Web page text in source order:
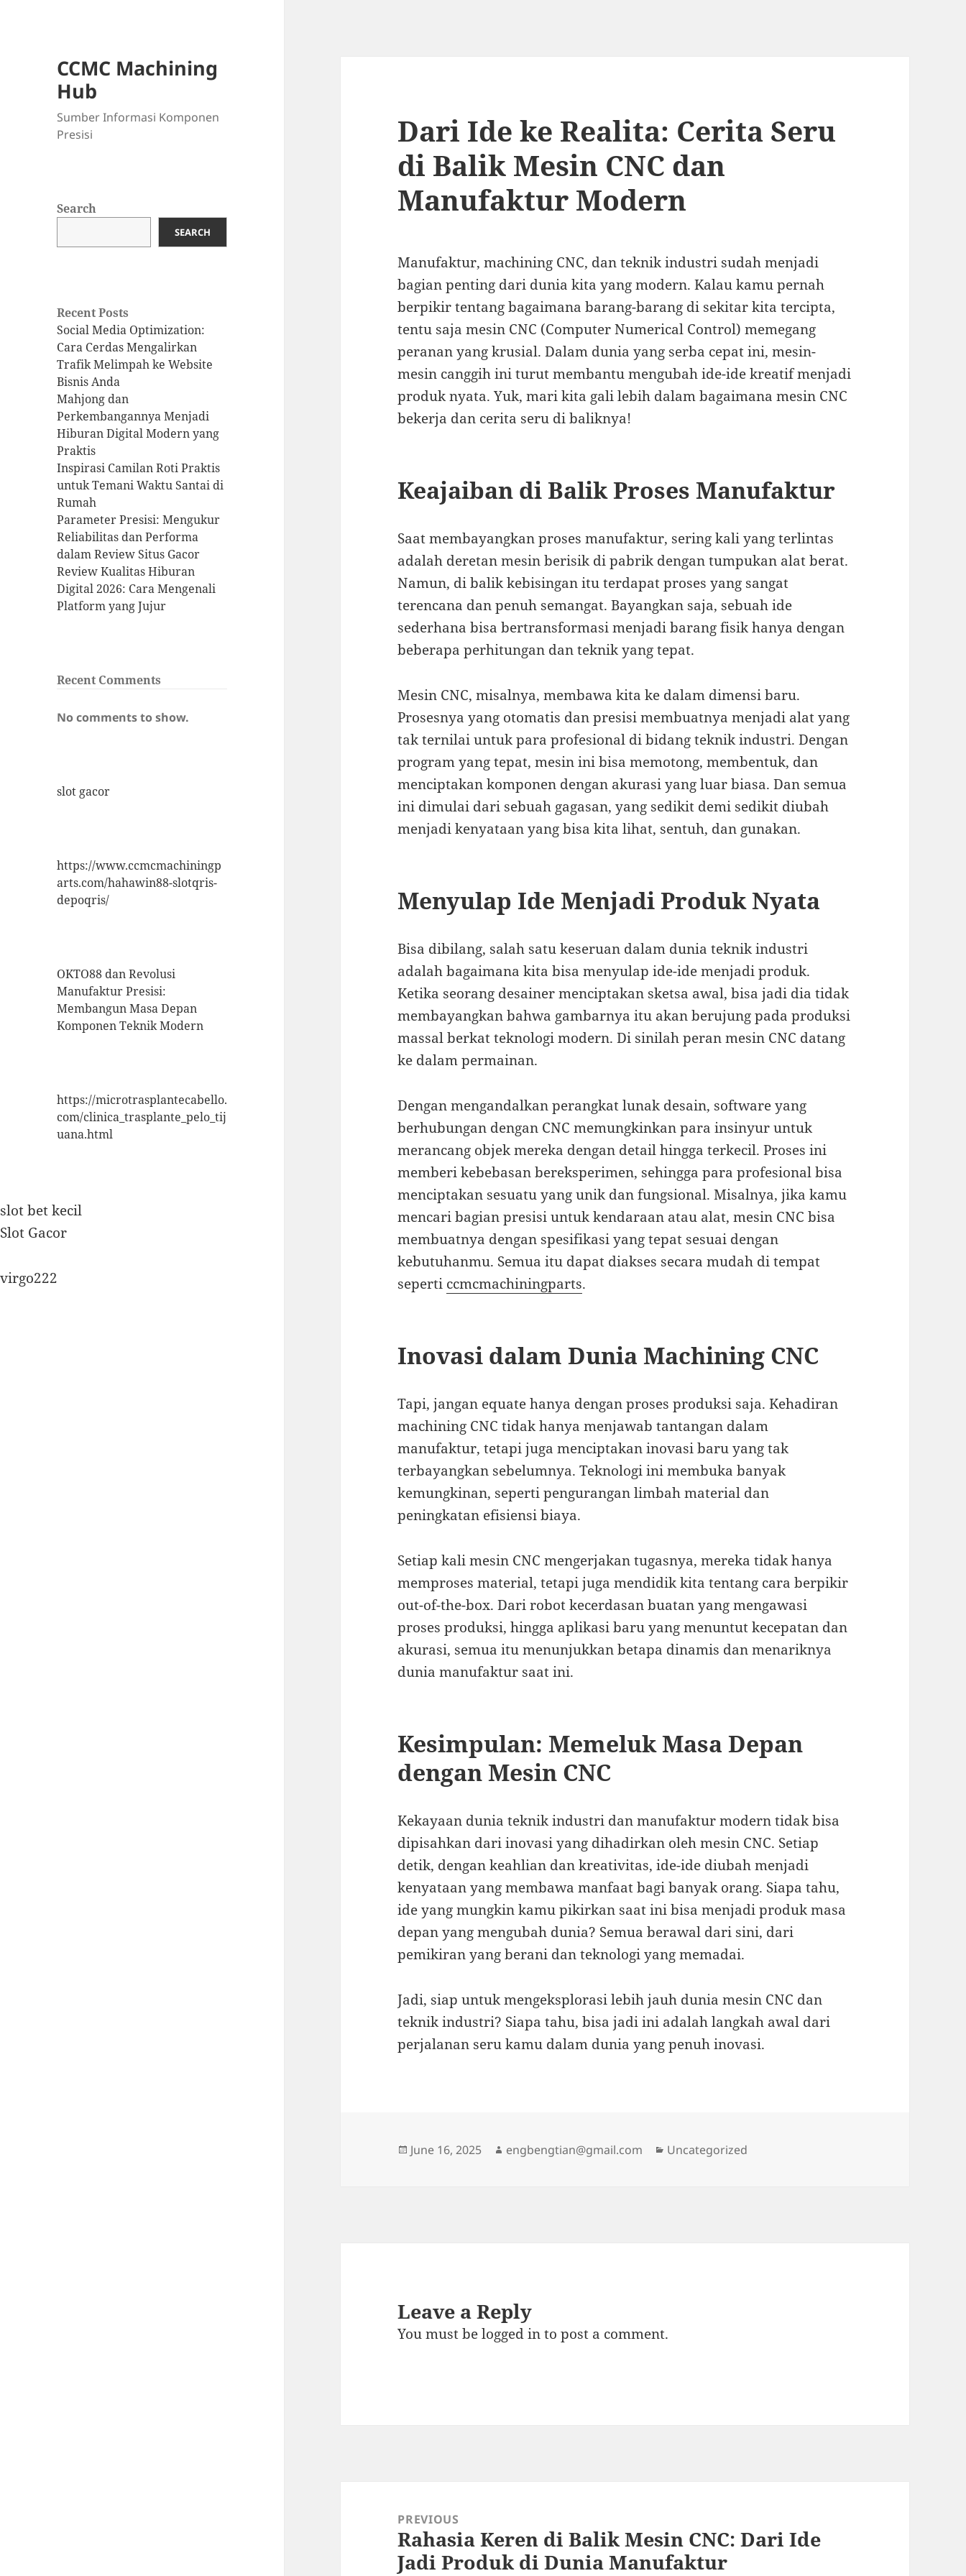
CCMC Machining
Hub
Sumber Informasi Komponen
Presisi
Search
SEARCH
Recent Posts
Social Media Optimization:
Cara Cerdas Mengalirkan
Trafik Melimpah ke Website
Bisnis Anda
Mahjong dan
Perkembangannya Menjadi
Hiburan Digital Modern yang
Praktis
Inspirasi Camilan Roti Praktis
untuk Temani Waktu Santai di
Rumah
Parameter Presisi: Mengukur
Reliabilitas dan Performa
dalam Review Situs Gacor
Review Kualitas Hiburan
Digital 2026: Cara Mengenali
Platform yang Jujur
Recent Comments
No comments to show.
slot gacor
https://www.ccmcmachiningp
arts.com/hahawin88-slotqris-
depoqris/
OKTO88 dan Revolusi
Manufaktur Presisi:
Membangun Masa Depan
Komponen Teknik Modern
https://microtrasplantecabello.
com/clinica_trasplante_pelo_tij
uana.html
slot bet kecil
Slot Gacor
virgo222
Dari Ide ke Realita: Cerita Seru
di Balik Mesin CNC dan
Manufaktur Modern
Manufaktur, machining CNC, dan teknik industri sudah menjadi
bagian penting dari dunia kita yang modern. Kalau kamu pernah
berpikir tentang bagaimana barang-barang di sekitar kita tercipta,
tentu saja mesin CNC (Computer Numerical Control) memegang
peranan yang krusial. Dalam dunia yang serba cepat ini, mesin-
mesin canggih ini turut membantu mengubah ide-ide kreatif menjadi
produk nyata. Yuk, mari kita gali lebih dalam bagaimana mesin CNC
bekerja dan cerita seru di baliknya!
Keajaiban di Balik Proses Manufaktur
Saat membayangkan proses manufaktur, sering kali yang terlintas
adalah deretan mesin berisik di pabrik dengan tumpukan alat berat.
Namun, di balik kebisingan itu terdapat proses yang sangat
terencana dan penuh semangat. Bayangkan saja, sebuah ide
sederhana bisa bertransformasi menjadi barang fisik hanya dengan
beberapa perhitungan dan teknik yang tepat.
Mesin CNC, misalnya, membawa kita ke dalam dimensi baru.
Prosesnya yang otomatis dan presisi membuatnya menjadi alat yang
tak ternilai untuk para profesional di bidang teknik industri. Dengan
program yang tepat, mesin ini bisa memotong, membentuk, dan
menciptakan komponen dengan akurasi yang luar biasa. Dan semua
ini dimulai dari sebuah gagasan, yang sedikit demi sedikit diubah
menjadi kenyataan yang bisa kita lihat, sentuh, dan gunakan.
Menyulap Ide Menjadi Produk Nyata
Bisa dibilang, salah satu keseruan dalam dunia teknik industri
adalah bagaimana kita bisa menyulap ide-ide menjadi produk.
Ketika seorang desainer menciptakan sketsa awal, bisa jadi dia tidak
membayangkan bahwa gambarnya itu akan berujung pada produksi
massal berkat teknologi modern. Di sinilah peran mesin CNC datang
ke dalam permainan.
Dengan mengandalkan perangkat lunak desain, software yang
berhubungan dengan CNC memungkinkan para insinyur untuk
merancang objek mereka dengan detail hingga terkecil. Proses ini
memberi kebebasan bereksperimen, sehingga para profesional bisa
menciptakan sesuatu yang unik dan fungsional. Misalnya, jika kamu
mencari bagian presisi untuk kendaraan atau alat, mesin CNC bisa
membuatnya dengan spesifikasi yang tepat sesuai dengan
kebutuhanmu. Semua itu dapat diakses secara mudah di tempat
seperti ccmcmachiningparts.
Inovasi dalam Dunia Machining CNC
Tapi, jangan equate hanya dengan proses produksi saja. Kehadiran
machining CNC tidak hanya menjawab tantangan dalam
manufaktur, tetapi juga menciptakan inovasi baru yang tak
terbayangkan sebelumnya. Teknologi ini membuka banyak
kemungkinan, seperti pengurangan limbah material dan
peningkatan efisiensi biaya.
Setiap kali mesin CNC mengerjakan tugasnya, mereka tidak hanya
memproses material, tetapi juga mendidik kita tentang cara berpikir
out-of-the-box. Dari robot kecerdasan buatan yang mengawasi
proses produksi, hingga aplikasi baru yang menuntut kecepatan dan
akurasi, semua itu menunjukkan betapa dinamis dan menariknya
dunia manufaktur saat ini.
Kesimpulan: Memeluk Masa Depan
dengan Mesin CNC
Kekayaan dunia teknik industri dan manufaktur modern tidak bisa
dipisahkan dari inovasi yang dihadirkan oleh mesin CNC. Setiap
detik, dengan keahlian dan kreativitas, ide-ide diubah menjadi
kenyataan yang membawa manfaat bagi banyak orang. Siapa tahu,
ide yang mungkin kamu pikirkan saat ini bisa menjadi produk masa
depan yang mengubah dunia? Semua berawal dari sini, dari
pemikiran yang berani dan teknologi yang memadai.
Jadi, siap untuk mengeksplorasi lebih jauh dunia mesin CNC dan
teknik industri? Siapa tahu, bisa jadi ini adalah langkah awal dari
perjalanan seru kamu dalam dunia yang penuh inovasi.
Posted
June 16, 2025 Author
engbengtian@gmail.com Categories
Uncategorized
Leave a Reply
You must belogged into post a comment.
navigationPREVIOUS
Previous
post:
Rahasia Keren di Balik Mesin CNC: Dari Ide
Jadi Produk di Dunia Manufaktur